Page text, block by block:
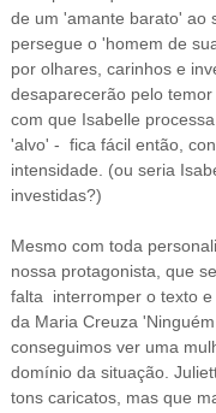
de um 'amante barato' ao
persegue o 'homem de
por olhares, carinhos e
desaparecerão pelo
com que Isabelle
'alvo' - fica fácil então,
intensidade. (ou seria
investidas?)
Mesmo com toda
nossa protagonista, que
falta interromper o texto
da Maria Creuza
conseguimos ver uma
domínio da situação.
tons caricatos, mas que